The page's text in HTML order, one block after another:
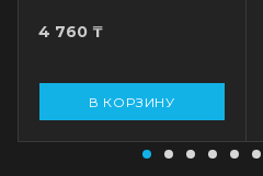
4 760 ₸
В КОРЗИНУ